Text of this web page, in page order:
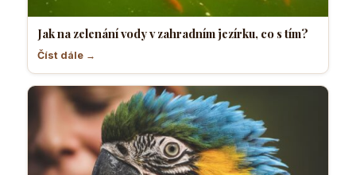
Jak na zelenání vody v zahradním jezírku, co s tím?
Číst dále →